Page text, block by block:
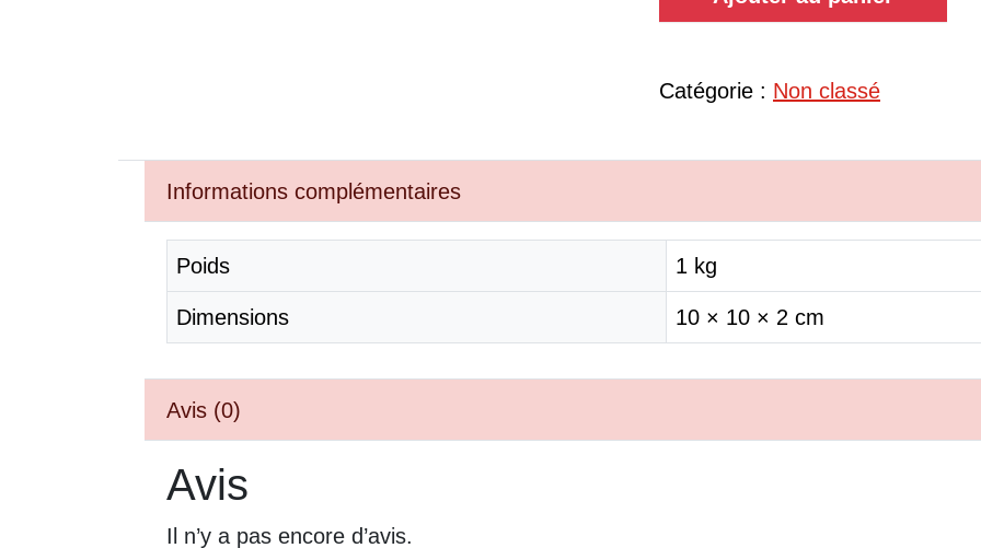
Catégorie : Non classé
Informations complémentaires
Poids 1 kg
Dimensions 10 × 10 × 2 cm
Avis (0)
Avis
Il n’y a pas encore d’avis.